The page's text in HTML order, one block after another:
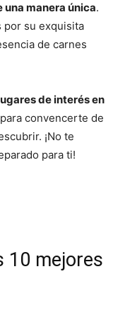
una manera única.
por su exquisita
de carnes
de interés en
convencerte de
¡No te
para ti!
10 mejores